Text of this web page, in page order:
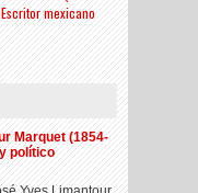
mexicano
Marquet (1854-
político